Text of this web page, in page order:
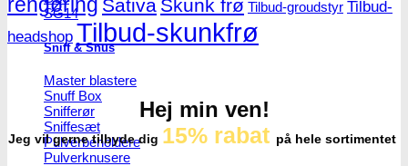
SG14
Sniff & Snus
Master blastere
Snuff Box
Snifferør
Sniffesæt
Pulverbeholdere
Pulverknusere
rengøring Sativa Skunk frø Tilbud-groudstyr Tilbud-
headshop Tilbud-skunkfrø
Hej min ven!
Jeg vil gerne tilbyde dig 15% rabat på hele sortimentet